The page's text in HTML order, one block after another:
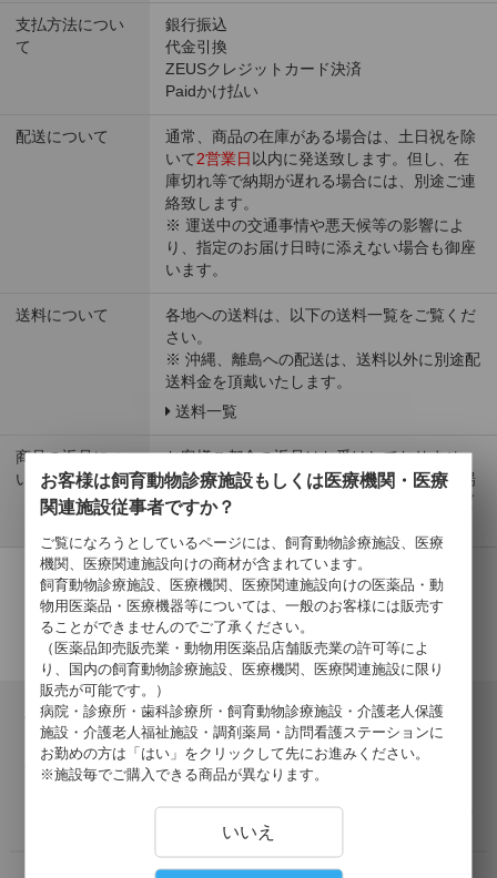
支払方法につい
て
銀行振込
代金引換
ZEUSクレジットカード決済
Paidかけ払い
配送について
通常、商品の在庫がある場合は、土日祝を除
いて2営業日 以内に発送致します。但し、在
庫切れ等で納期が遅れる場合には、別途ご連
絡致します。
※ 運送中の交通事情や悪天候等の影響によ
り、指定のお届け日時に添えない場合も御座
います。
送料について
各地への送料は、以下の送料一覧をご覧くだ
さい。
※ 沖縄、離島への配送は、送料以外に別途配
送料金を頂戴いたします。
送料一覧
商品の返品につ
いて
お客様ご都合の返品はお受けしておりませ
ん。お届けした商品が不良、破損していた場
合、 到着後
にご連絡をいただければ
会員登録について
当サイトでの購入には会員登録が必要となります。
登録の認証が済みましたら、会員登録完了のご報告を、ご登録
お客様は飼育動物診療施設もしくは医療機関・医療
関連施設従事者ですか？
ご覧になろうとしているページには、飼育動物診療施設、医療
機関、医療関連施設向けの商材が含まれています。
飼育動物診療施設、医療機関、医療関連施設向けの医薬品・動
物用医薬品・医療機器等については、一般のお客様には販売す
ることができませんのでご了承ください。
（医薬品卸売販売業・動物用医薬品店舗販売業の許可等によ
り、国内の飼育動物診療施設、医療機関、医療関連施設に限り
販売が可能です。）
病院・診療所・歯科診療所・飼育動物診療施設・介護老人保護
施設・介護老人福祉施設・調剤薬局・訪問看護ステーションに
お勤めの方は「はい」をクリックして先にお進みください。
※施設毎でご購入できる商品が異なります。
いいえ